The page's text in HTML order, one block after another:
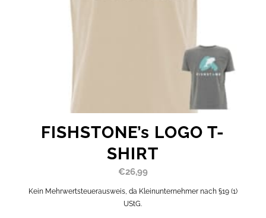
FISHSTONE’s LOGO T-
SHIRT
€26,99
Kein Mehrwertsteuerausweis, da Kleinunternehmer nach §19 (1)
UStG.